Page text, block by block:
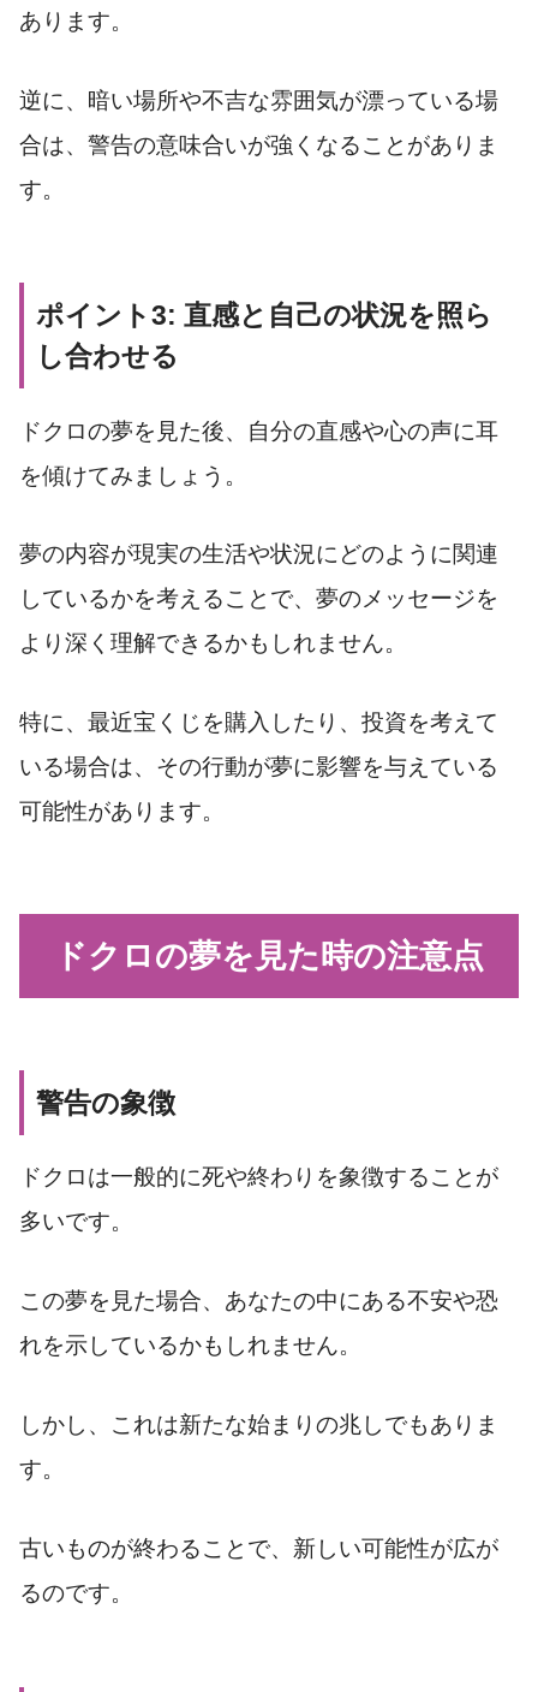
あります。
逆に、暗い場所や不吉な雰囲気が漂っている場
合は、警告の意味合いが強くなることがありま
す。
ポイント3: 直感と自己の状況を照ら
し合わせる
ドクロの夢を見た後、自分の直感や心の声に耳
を傾けてみましょう。
夢の内容が現実の生活や状況にどのように関連
しているかを考えることで、夢のメッセージを
より深く理解できるかもしれません。
特に、最近宝くじを購入したり、投資を考えて
いる場合は、その行動が夢に影響を与えている
可能性があります。
ドクロの夢を見た時の注意点
警告の象徴
ドクロは一般的に死や終わりを象徴することが
多いです。
この夢を見た場合、あなたの中にある不安や恐
れを示しているかもしれません。
しかし、これは新たな始まりの兆しでもありま
す。
古いものが終わることで、新しい可能性が広が
るのです。